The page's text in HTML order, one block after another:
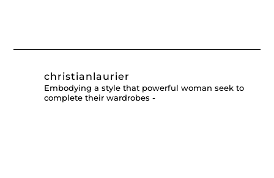
christianlaurier
Embodying a style that powerful woman seek to
complete their wardrobes -